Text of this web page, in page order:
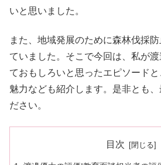
いと思いました。
また、地域発展のために森林伐採
ていました。そこで今回は、私が
ておもしろいと思ったエピソード
魅力なども紹介します。是非とも
ださい。
目次